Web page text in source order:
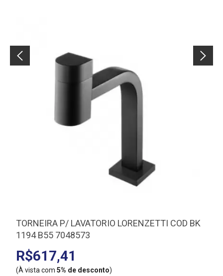
TORNEIRA P/ LAVATORIO LORENZETTI COD BK
1194 B55 7048573
R$617,41
(À vista com 5% de desconto)